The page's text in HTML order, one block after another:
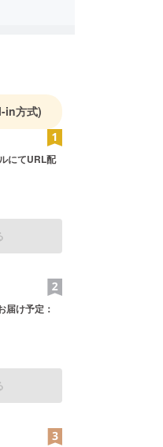
行ってい
in方式)
にてURL配
届け予定：